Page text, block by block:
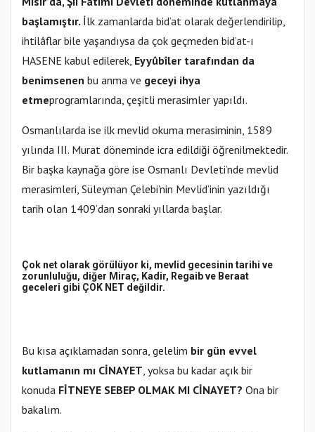
başlamıştır. İlk zamanlarda bid’at olarak değerlendirilip,
ihtilâflar bile yaşandıysa da çok geçmeden bid’at-ı
HASENE kabul edilerek, Eyyûbîler tarafından da
benimsenen bu anma ve geceyi ihya
etmeprogramlarında, çeşitli merasimler yapıldı.
Osmanlılarda ise ilk mevlid okuma merasiminin, 1589
yılında III. Murat döneminde icra edildiği öğrenilmektedir.
Bir başka kaynağa göre ise Osmanlı Devleti’nde mevlid
merasimleri, Süleyman Çelebi’nin Mevlid’inin yazıldığı
tarih olan 1409’dan sonraki yıllarda başlar.
Çok net olarak görülüyor ki, mevlid gecesinin tarihi ve
zorunluluğu, diğer Miraç, Kadir, Regaib ve Beraat
geceleri gibi ÇOK NET değildir.
Bu kısa açıklamadan sonra, gelelim bir gün evvel
kutlamanın mı CİNAYET, yoksa bu kadar açık bir
konuda FİTNEYE SEBEP OLMAK MI CİNAYET? Ona bir
bakalım.